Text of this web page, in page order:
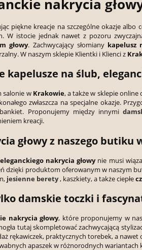
nakrycia
piękne kreacje na szczególne okazje albo
W istocie jednak nawet z pozoru
głowy. Zachwycający słomiany kapelusz
W naszym sklepie Klientki i Klienci z
kapelusze na ślub,
salonie w Krakowie, a także w sklepie online
zwłaszcza na specjalne okazje.
Proponujemy między innymi
kreacji.
głowy z naszego
eleganckiego nakrycia głowynie musi
dzięki produktom oferowanym w naszym
jesienne berety, kaszkiety, a także ciepłe
damskie toczki i
nakrycia głowy, które proponujemy w
tutaj skompletować zachwycającą
rękawiczek, praktycznych torebek, a
apaszek w różnorodnych